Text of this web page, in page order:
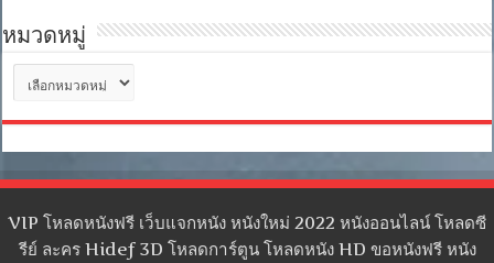
หมวดหมู่
หมู่
VIP โหลดหนังฟรี เว็บแจกหนัง หนังใหม่ 2022 หนังออนไลน์ โหลดซี
รีย์ ละคร Hidef 3D โหลดการ์ตูน โหลดหนัง HD ขอหนังฟรี หนัง